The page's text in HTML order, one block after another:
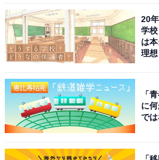
駅周辺にはスーパーやコンビニ、
設が点在しているほか、駅前広
誘致も計画されているなど、こ
い街になると期待されています。
＞11位までのランキング結果を見
20
学
は
理
「
に
では